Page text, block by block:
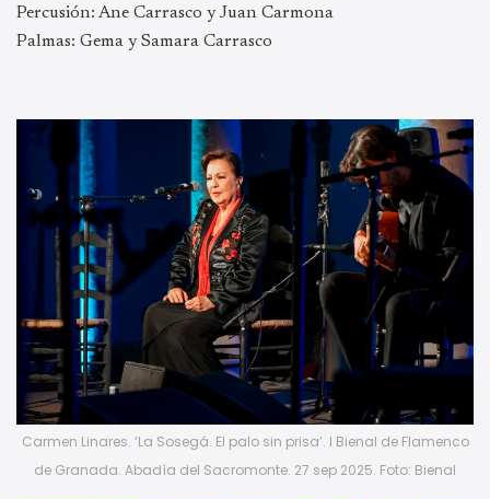
Percusión: Ane Carrasco y Juan Carmona
Palmas: Gema y Samara Carrasco
Carmen Linares. ‘La Sosegá. El palo sin prisa’. I Bienal de Flamenco
de Granada. Abadía del Sacromonte. 27 sep 2025. Foto: Bienal